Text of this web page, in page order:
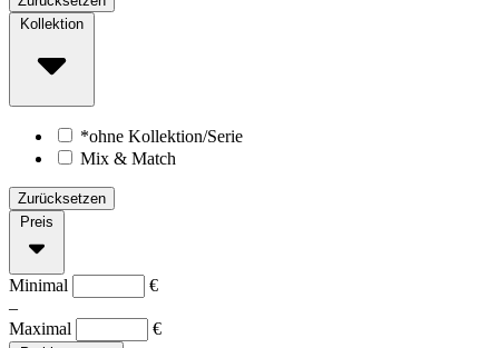
Kollektion
*ohne Kollektion/Serie
Mix & Match
Zurücksetzen
Preis
Minimal
€
–
Maximal
€